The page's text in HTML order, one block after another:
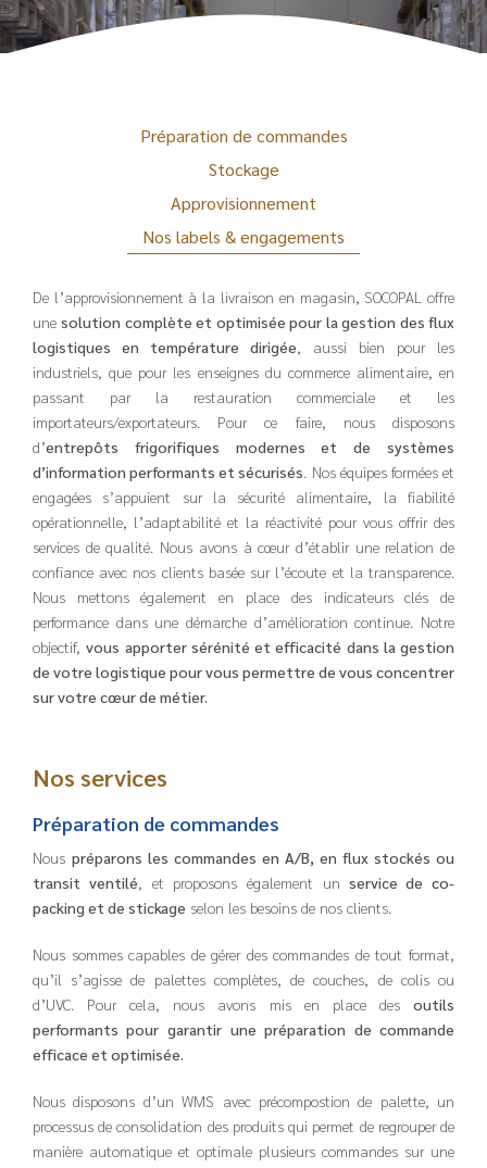
Préparation de commandes
Stockage
Approvisionnement
Nos labels & engagements
De l’approvisionnement à la livraison en magasin, SOCOPAL offre
unesolution complète et optimisée pour la gestion des flux
logistiques en température dirigée, aussi bien pour les
industriels, que pour les enseignes du commerce alimentaire, en
passant par la restauration commerciale et les
importateurs/exportateurs. Pour ce faire, nous disposons
d’entrepôts frigorifiques modernes et de systèmes
d’information performants et sécurisés. Nos équipes formées et
engagées s’appuient sur la sécurité alimentaire, la fiabilité
opérationnelle, l’adaptabilité et la réactivité pour vous offrir des
services de qualité. Nous avons à cœur d’établir une relation de
confiance avec nos clients basée sur l’écoute et la transparence.
Nous mettons également en place des indicateurs clés de
performance dans une démarche d’amélioration continue. Notre
objectif,vous apporter sérénité et efficacité dans la gestion
de votre logistique pour vous permettre de vous concentrer
sur votre cœur de métier.
Nos services
Préparation de commandes
Nous préparons les commandes en A/B, en flux stockés ou
transit ventilé, et proposons également un service de co-
packing et de stickage selon les besoins de nos clients.
Nous sommes capables de gérer des commandes de tout format,
qu’il s’agisse de palettes complètes, de couches, de colis ou
d’UVC. Pour cela, nous avons mis en place desoutils
performants pour garantir une préparation de commande
efficace et optimisée.
Nous disposons d’un WMS avec précompostion de palette, un
processus de consolidation des produits qui permet de regrouper de
manière automatique et optimale plusieurs commandes sur une